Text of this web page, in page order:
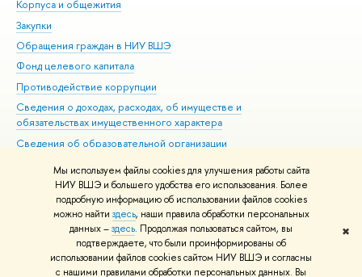
Мы используем файлы cookies для улучшения работы сайта
НИУ ВШЭ и большего удобства его использования. Более
подробную информацию об использовании файлов cookies
можно найти здесь, наши правила обработки персональных
данных –здесь. Продолжая пользоваться сайтом, вы
подтверждаете, что были проинформированы об
использовании файлов cookies сайтом НИУ ВШЭ и согласны
с нашими правилами обработки персональных данных. Вы
✖
Корпуса и общежития
Закупки
Обращения граждан в НИУ ВШЭ
Фонд целевого капитала
Противодействие коррупции
Сведения о доходах, расходах, об имуществе и
обязательствах имущественного характера
Сведения об образовательной организации
Людям с ограниченными возможностями здоровья
Единая платежная страница
Работа в Вышке
© НИУ ВШЭ 1993–2026 Адреса и контакты Условия использования
материалов Политика конфиденциальности Карта сайта